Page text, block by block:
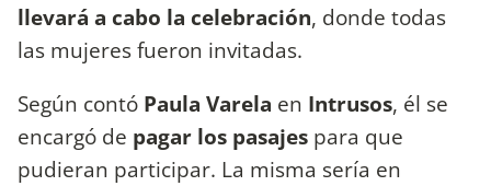
llevará a cabo la celebración, donde todas
las mujeres fueron invitadas.
Según contó Paula Varela en Intrusos, él se
encargó de pagar los pasajes para que
pudieran participar. La misma sería en